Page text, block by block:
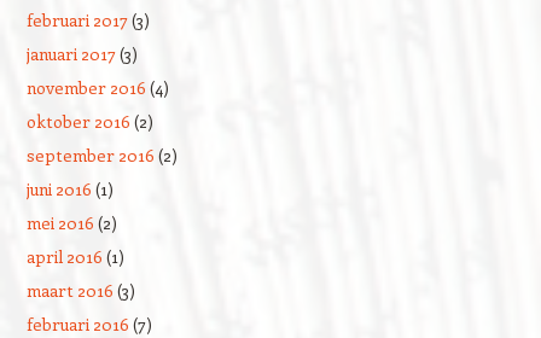
februari 2017(3)
januari 2017(3)
november 2016 (4)
oktober 2016 (2)
september 2016 (2)
juni 2016 (1)
mei 2016 (2)
april 2016 (1)
maart 2016 (3)
februari 2016 (7)